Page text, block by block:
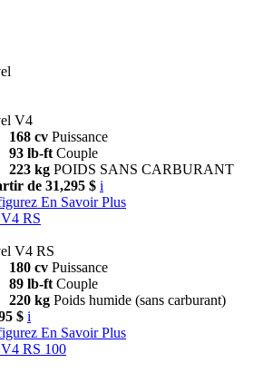
V4
168 cv Puissance
93 lb-ft Couple
223 kg POIDS SANS CARBURANT
de 31,295 $ i
En Savoir Plus
V4 RS
V4 RS
180 cv Puissance
89 lb-ft Couple
220 kg Poids humide (sans carburant)
$ i
En Savoir Plus
V4 RS 100